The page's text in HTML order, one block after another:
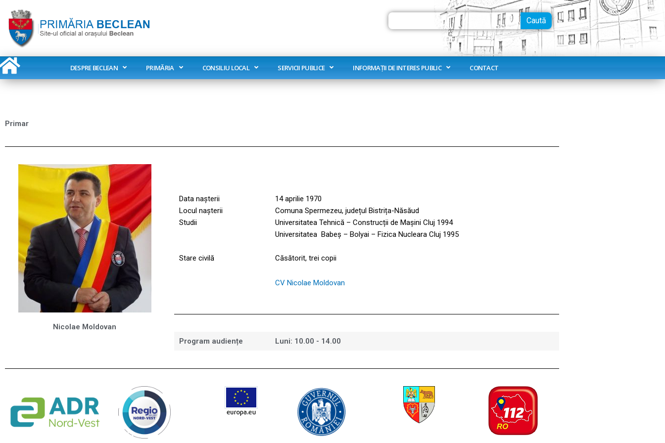
content
Search
Caută
DESPRE BECLEAN PRIMĂRIA CONSILIU LOCAL SERVICII PUBLICE INFORMAȚII DE INTERES PUBLIC CONTACT
Primar
Nicolae Moldovan
Data nașterii
Locul nașterii
Studii
Stare civilă
14 aprilie 1970
Comuna Spermezeu, județul Bistrița-Năsăud
Universitatea Tehnică – Construcții de Mașini Cluj 1994
Universitatea Babeș – Bolyai – Fizica Nucleara Cluj 1995
Căsătorit, trei copii
CV Nicolae Moldovan
Program audiențe Luni: 10.00 - 14.00